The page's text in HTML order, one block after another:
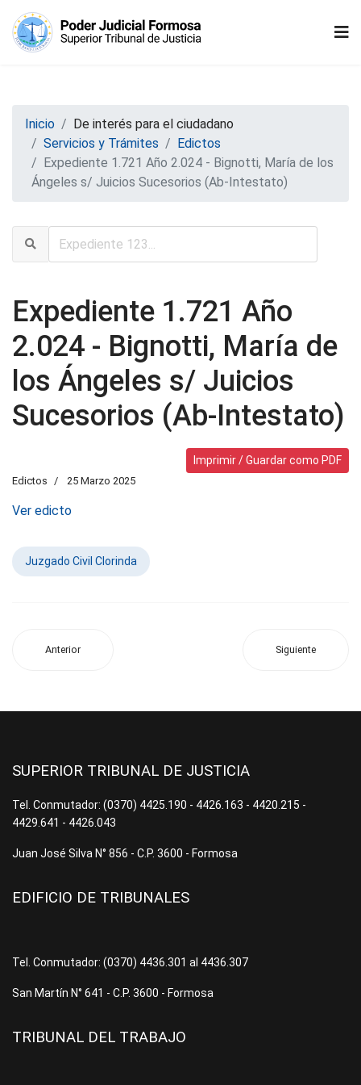
Inicio
De interés para el ciudadano
Servicios y Trámites
Edictos
Expediente 1.721 Año 2.024 - Bignotti, María de los
Ángeles s/ Juicios Sucesorios (Ab-Intestato)
Expediente 1.721 Año
2.024 - Bignotti, María de
los Ángeles s/ Juicios
Sucesorios (Ab-Intestato)
Imprimir / Guardar como PDF
Edictos 25 Marzo 2025
Ver edicto
Juzgado Civil Clorinda
Anterior Siguiente
SUPERIOR TRIBUNAL DE JUSTICIA
Tel. Conmutador: (0370) 4425.190 - 4426.163 - 4420.215 -
4429.641 - 4426.043
Juan José Silva N° 856 - C.P. 3600 - Formosa
EDIFICIO DE TRIBUNALES
Tel. Conmutador: (0370) 4436.301 al 4436.307
San Martín N° 641 - C.P. 3600 - Formosa
TRIBUNAL DEL TRABAJO